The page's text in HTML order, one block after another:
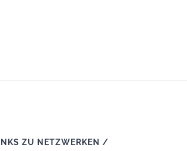
ZU NETZWERKEN /